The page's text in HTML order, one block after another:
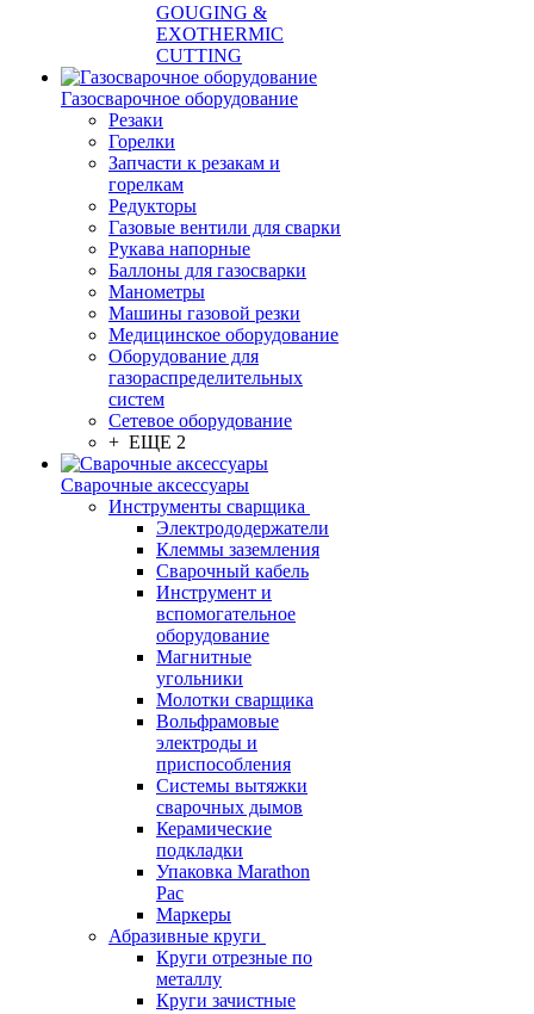
GOUGING &
EXOTHERMIC
CUTTING
Газосварочное оборудование
Резаки
Горелки
Запчасти к резакам и
горелкам
Редукторы
Газовые вентили для сварки
Рукава напорные
Баллоны для газосварки
Манометры
Машины газовой резки
Медицинское оборудование
Оборудование для
газораспределительных
систем
Сетевое оборудование
+ ЕЩЕ 2
Сварочные аксессуары
Инструменты сварщика
Электрододержатели
Клеммы заземления
Сварочный кабель
Инструмент и
вспомогательное
оборудование
Магнитные
угольники
Молотки сварщика
Вольфрамовые
электроды и
приспособления
Системы вытяжки
сварочных дымов
Керамические
подкладки
Упаковка Marathon
Pac
Маркеры
Абразивные круги
Круги отрезные по
металлу
Круги зачистные